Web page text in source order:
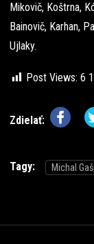
Mikovič, Koštrna,
Bainovič, Karhan,
Ujlaky.
Post Views: 6
Zdielať:
Tagy: Michal